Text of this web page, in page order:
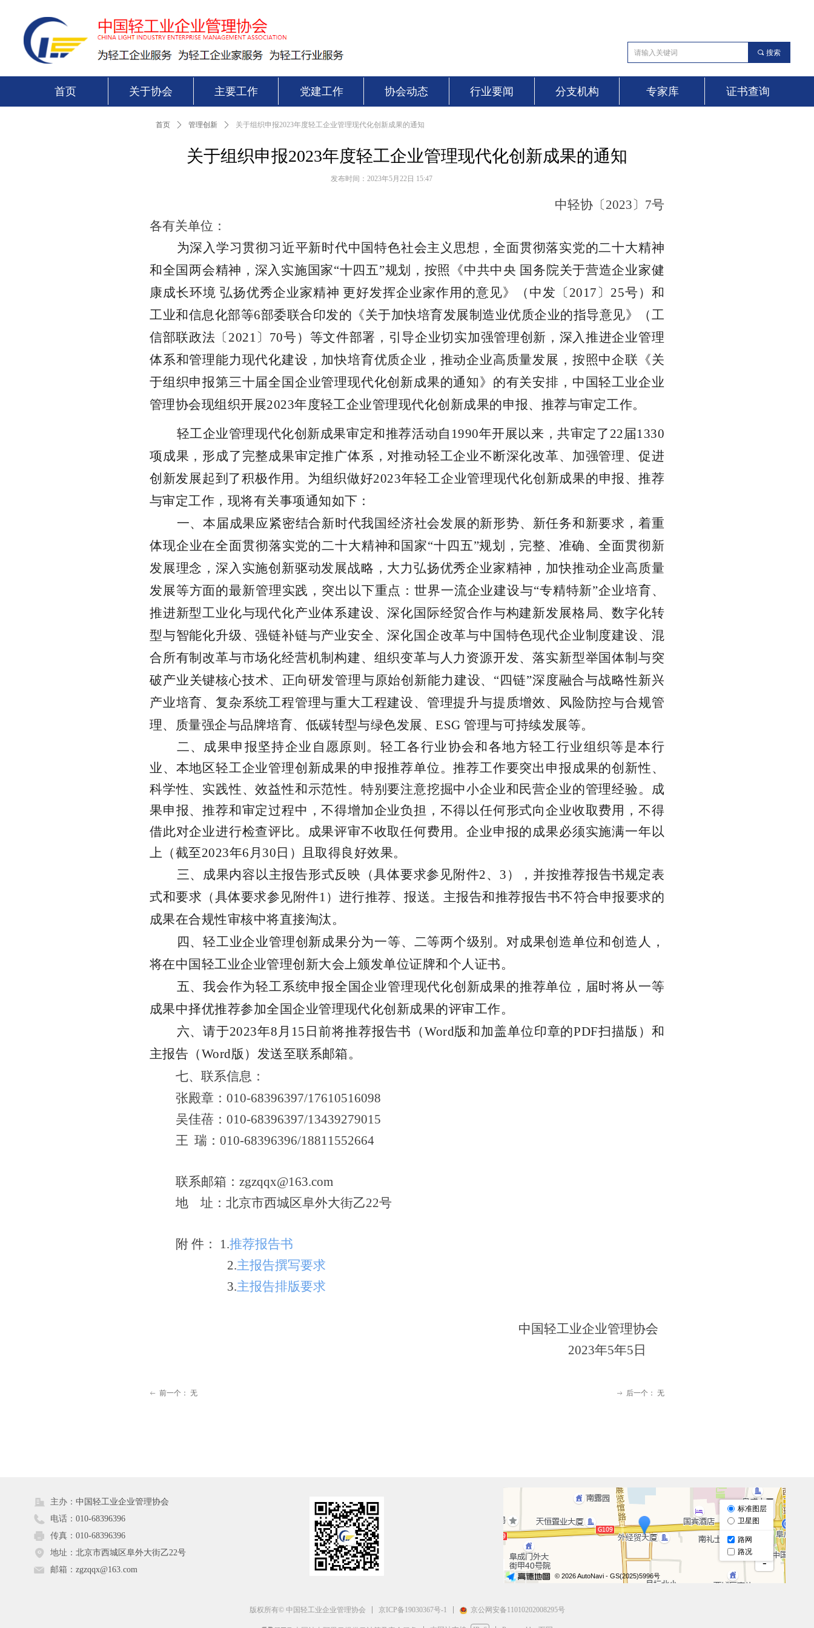
首页 关于协会 主要工作 党建工作 协会动态 行业要闻 分支机构 专家库 证书查询
끠 搜索
关于组织申报2023年度轻工企业管理现代化创新成果的通知
首页 ꄲ 管理创新 ꄲ 关于组织申报2023年度轻工企业管理现代化创新成果的通知
中轻协〔2023〕 7号
各有关单位：
为深入学习贯彻习近平新时代中国特色社会主义思想，全面贯彻落实党的二十大精神
和全国两会精神，深入实施国家“十四五”规划，按照《中共中央 国务院关于营造企业家健
康成长环境 弘扬优秀企业家精神 更好发挥企业家作用的意见》（中发 〔 2017 〕 25号）和
工业和信息化部等6部委联合印发的《关于加快培育发展制造业优质企业的指导意见》（工
信部联政法 〔 2021〕 70号）等文件部署 ，引导企业切实加强管理创新，深入推进企业管理
体系和管理能力现代化建设，加快培育优质企业，推动企业高质量发展，按照中企联《关
于组织申报第三十届全国企业管理现代化创新成果的通知》的有关安排，中国轻工业企业
管理协会现组织开展2023年度轻工企业管理现代化创新成果的申报、推荐与审定工作。
轻工企业管理现代化创新成果审定和推荐活动自 1990年开展以来，共审定了 22届1330
项成果，形成了完整成果审定推广体系，对推动轻工企业不断深化改革、加强管理、促进
创新发展起到了积极作用。为组织做好2023年轻工企业管理现代化创新成果的申报、推荐
与审定工作，现将有关事项通知如下：
一、本届成果应紧密结合新时代我国经济社会发展的新形势、新任务和新要求，着重
体现企业在全面贯彻落实党的二十大精神和国 家“十四五”规划，完整、准确、全面贯彻新
发展理念，深入实施创新驱动发展战略，大力弘扬优秀企业家精神，加快推动企业高质量
发展等方面的最新管理实践，突出以下重点：世界一流企业建设与“专精特新”企业培育、
推进新型工业化与现代化产业体系建设、深化国际经贸合作与构建新发展格局、数字化转
型与智能化升级、强链补链与产业安全、深化国企改革与中国特色现代企业制度建设、混
合所有制改革与市场化经营机制构建、组织变革与人力资源开发、落实新型举国体制与突
破产业关键核心技术、正向研发管理与原始创新能力建设、“四链”深度融合与战略性新兴
产业培育、复杂系统工程管理与重大工程建设、管理提升与提质增效、风险防控与合规管
理、质量强企与品牌培育、低碳转型与绿色发展、ESG 管理与可持续发展等。
二、成果申报坚持企业自愿原则。轻工各行业协会和各地方轻工行业组织等是本行
业、本地区轻工企业管理创新成果的申报推荐单位。推荐工作要突出申报成果的创新性、
科学性、实践性、效益性和示范性。特别要注意挖掘中小企业和民营企业的管理经验。成
果申报、推荐和审定过程中，不得增加企业负担，不得以任何形式向企业收取费用，不得
借此对企业进行检查评比。成果评审不收取任何费用。企业申报的成果必须实施满一年以
上（截至2023年6 月 30 日）且取得良好效果。
三、成果内容以主报告形式反映（具体要求参见附件2、 3 ），并按推荐报告书规定表
式和要求（具体要求参见附件1）进行推荐、报送。主报告和推荐报告书不符合申报要求的
成果在合规性审核中将直接淘汰。
四、轻工业企业管理创新成果分为一等、二等两个级别。对成果创造单位和创造人，
将在中国轻工业企业管理创新大会上颁发单位证牌和个人证书。
五、我会作为轻工系统申报全国企业管理现代化创新成果的推荐单位，届时将从一等
成果中择优推荐参加全国企业管理现代化创新成果的评审工作。
六、请于2023年8 月 15 日前将推荐报告书 （Word版和加盖单位印章的PDF扫描版）和
主报告 （Word版）发送至联系邮箱。
七、联系信息：
张殿章 ： 010-68396397/17610516098
吴佳蓓 ： 010-68396397/13439279015
王 瑞： 010-68396396/18811552664
联系邮箱： zgzqqx@163.com
地
址：北京市西城区阜外大街乙22号
附 件： 1.推荐报告书
2.主报告撰写要求
3.主报告排版要求
中国轻工业企业管理协会
2023年5年5 日
发布时间： 2023年5月22日 15:47
ꂃ 前一个： 无 ꁹ 后一个： 无
主办： 中国轻工业企业管理协会
电话： 010-68396396
传真： 010-68396396
地址： 北京市西城区阜外大街乙22号
邮箱： zgzqqx@163.com
版权所有© 中国轻工业企业管理协会 京ICP备19030367号-1 京公网安备11010202008295号